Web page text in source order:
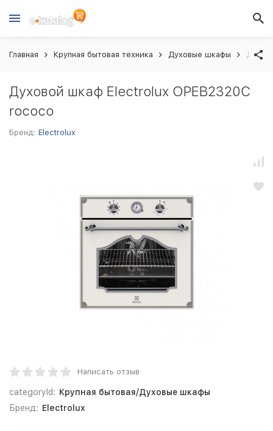
Главная Крупная бытовая техника Духовые шкафы
Духовой шкаф Electrolux OPEB2320C
rococo
Бренд: Electrolux
Написать отзыв
categoryId: Крупная бытовая/Духовые шкафы
Бренд: Electrolux